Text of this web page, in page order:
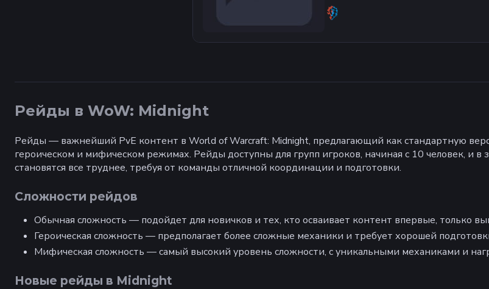
Рейды в WoW: Midnight
Рейды — важнейший PvE контент в World of Warcraft: Midnight, предлагающий как стандартную
героическом и мифическом режимах. Рейды доступны для групп игроков, начиная с 10 человек, и
становятся все труднее, требуя от команды отличной координации и подготовки.
Сложности рейдов
Обычная сложность — подойдет для новичков и тех, кто осваивает контент впервые, только
Героическая сложность — предполагает более сложные механики и требует хорошей
Мифическая сложность — самый высокий уровень сложности, с уникальными механиками и
Новые рейды в Midnight